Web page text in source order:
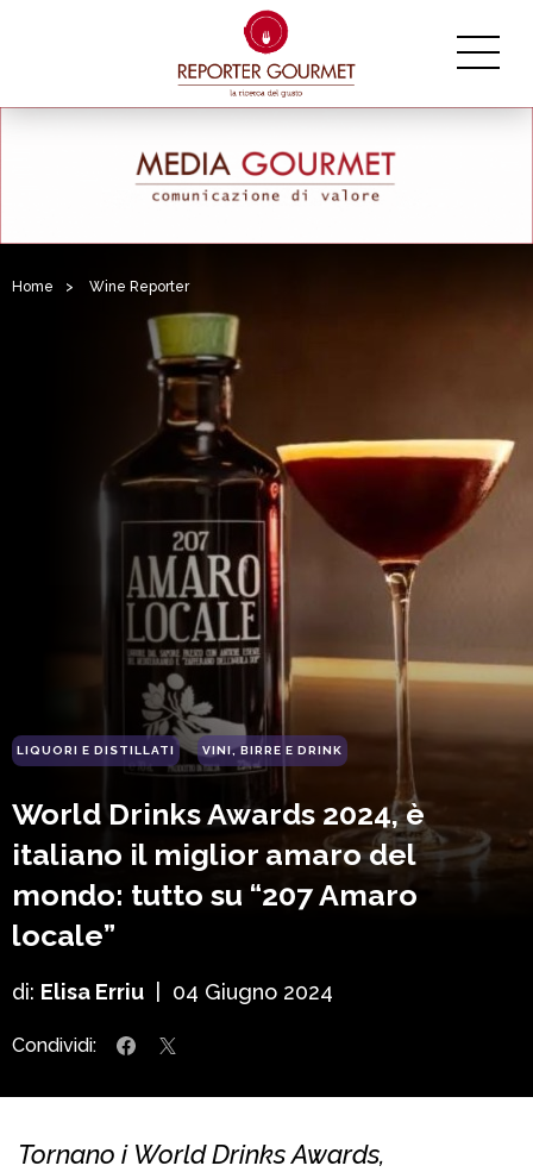
Home > Wine Reporter
LIQUORI E DISTILLATI VINI, BIRRE E DRINK
World Drinks Awards 2024, è
italiano il miglior amaro del
mondo: tutto su “207 Amaro
locale”
di: Elisa Erriu 04 Giugno 2024
Condividi:
Tornano i World Drinks Awards,